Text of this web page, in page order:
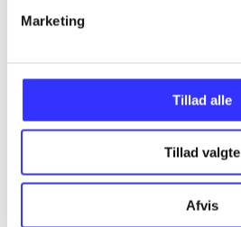
Marketing
Tillad alle
Tillad valgte
Afvis
...